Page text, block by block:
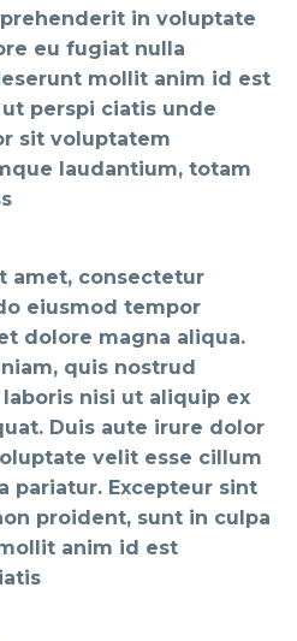
in voluptate
eu fugiat nulla
mollit anim id est
perspi ciatis unde
sit voluptatem
laudantium, totam
amet, consectetur
eiusmod tempor
dolore magna aliqua.
quis nostrud
nisi ut aliquip ex
Duis aute irure dolor
velit esse cillum
pariatur. Excepteur sint
proident, sunt in culpa
anim id est